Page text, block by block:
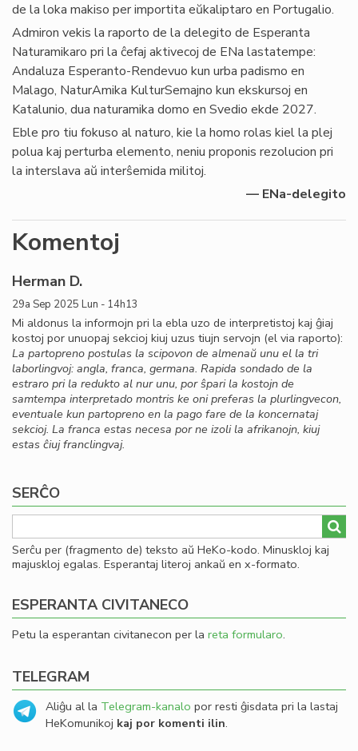
de la loka makiso per importita eŭkaliptaro en Portugalio.
Admiron vekis la raporto de la delegito de Esperanta
Naturamikaro pri la ĉefaj aktivecoj de ENa lastatempe:
Andaluza Esperanto-Rendevuo kun urba padismo en
Malago, NaturAmika KulturSemajno kun ekskursoj en
Katalunio, dua naturamika domo en Svedio ekde 2027.
Eble pro tiu fokuso al naturo, kie la homo rolas kiel la plej
polua kaj perturba elemento, neniu proponis rezolucion pri
la interslava aŭ interŝemida militoj.
— ENa-delegito
Komentoj
Herman D.
29a Sep 2025 Lun - 14h13
Mi aldonus la informojn pri la ebla uzo de interpretistoj kaj ĝiaj
kostoj por unuopaj sekcioj kiuj uzus tiujn servojn (el via raporto):
La partopreno postulas la scipovon de almenaŭ unu el la tri
laborlingvoj: angla, franca, germana. Rapida sondado de la
estraro pri la redukto al nur unu, por ŝpari la kostojn de
samtempa interpretado montris ke oni preferas la plurlingvecon,
eventuale kun partopreno en la pago fare de la koncernataj
sekcioj. La franca estas necesa por ne izoli la afrikanojn, kiuj
estas ĉiuj franclingvaj.
SERĈO
Serĉu per (fragmento de) teksto aŭ HeKo-kodo. Minuskloj kaj
majuskloj egalas. Esperantaj literoj ankaŭ en x-formato.
ESPERANTA CIVITANECO
Petu la esperantan civitanecon per la reta formularo.
TELEGRAM
Aliĝu al la Telegram-kanalo por resti ĝisdata pri la lastaj
HeKomunikoj kaj por komenti ilin.